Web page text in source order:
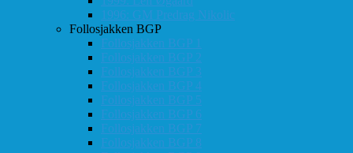
1996: GM Predrag Nikolic
Follosjakken BGP
Follosjakken BGP 1
Follosjakken BGP 2
Follosjakken BGP 3
Follosjakken BGP 4
Follosjakken BGP 5
Follosjakken BGP 6
Follosjakken BGP 7
Follosjakken BGP 8